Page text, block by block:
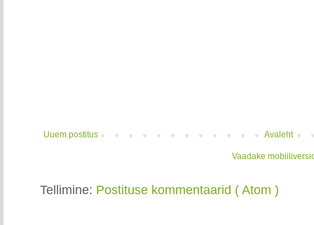
Uuem postitus Avaleht
Vaadake
Tellimine: Postituse kommentaarid ( Atom )